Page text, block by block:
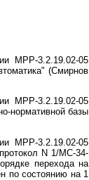
МРР-3.2.19.02-05
(Смирнов
МРР-3.2.19.02-05
нормативной базы
МРР-3.2.19.02-05
N 1/МС-34-
перехода на
по состоянию на 1